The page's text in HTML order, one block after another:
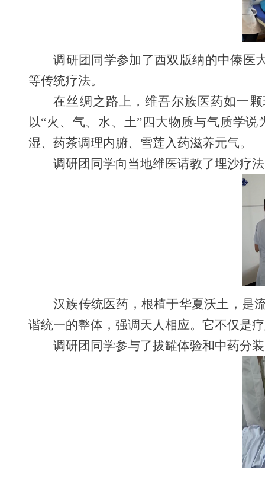
调研团同学参加了西双版纳的中傣医
等传统疗法。
在丝绸之路上，维吾尔族医药如一
以“火、气、水、土”四大物质与气质学
湿、药茶调理内腑、雪莲入药滋养元气。
调研团同学向当地维医请教了埋沙疗
汉族传统医药，根植于华夏沃土，是
谐统一的整体，强调天人相应。它不仅是
调研团同学参与了拔罐体验和中药分